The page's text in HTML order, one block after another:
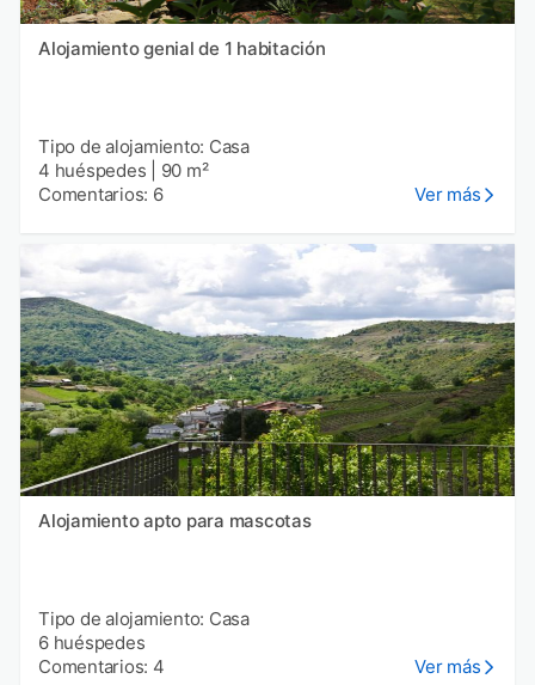
Alojamiento genial de 1 habitación
Tipo de alojamiento: Casa
4 huéspedes
90 m²
Comentarios: 6
Ver más
Alojamiento apto para mascotas
Tipo de alojamiento: Casa
6 huéspedes
Comentarios: 4
Ver más